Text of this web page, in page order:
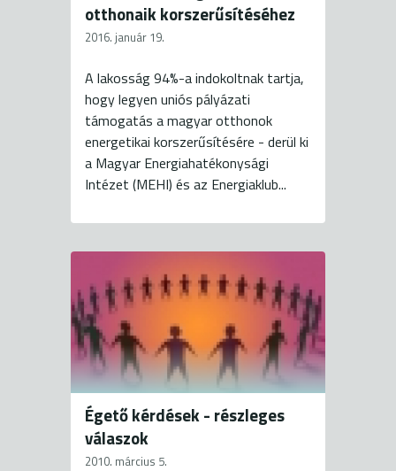
otthonaik korszerűsítéséhez
2016. január 19.
A lakosság 94%-a indokoltnak tartja,
hogy legyen uniós pályázati
támogatás a magyar otthonok
energetikai korszerűsítésére - derül ki
a Magyar Energiahatékonysági
Intézet (MEHI) és az Energiaklub...
Égető kérdések - részleges
válaszok
2010. március 5.